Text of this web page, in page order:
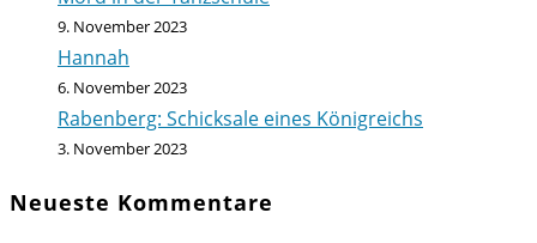
9. November 2023
Hannah
6. November 2023
Rabenberg: Schicksale eines Königreichs
3. November 2023
Neueste Kommentare